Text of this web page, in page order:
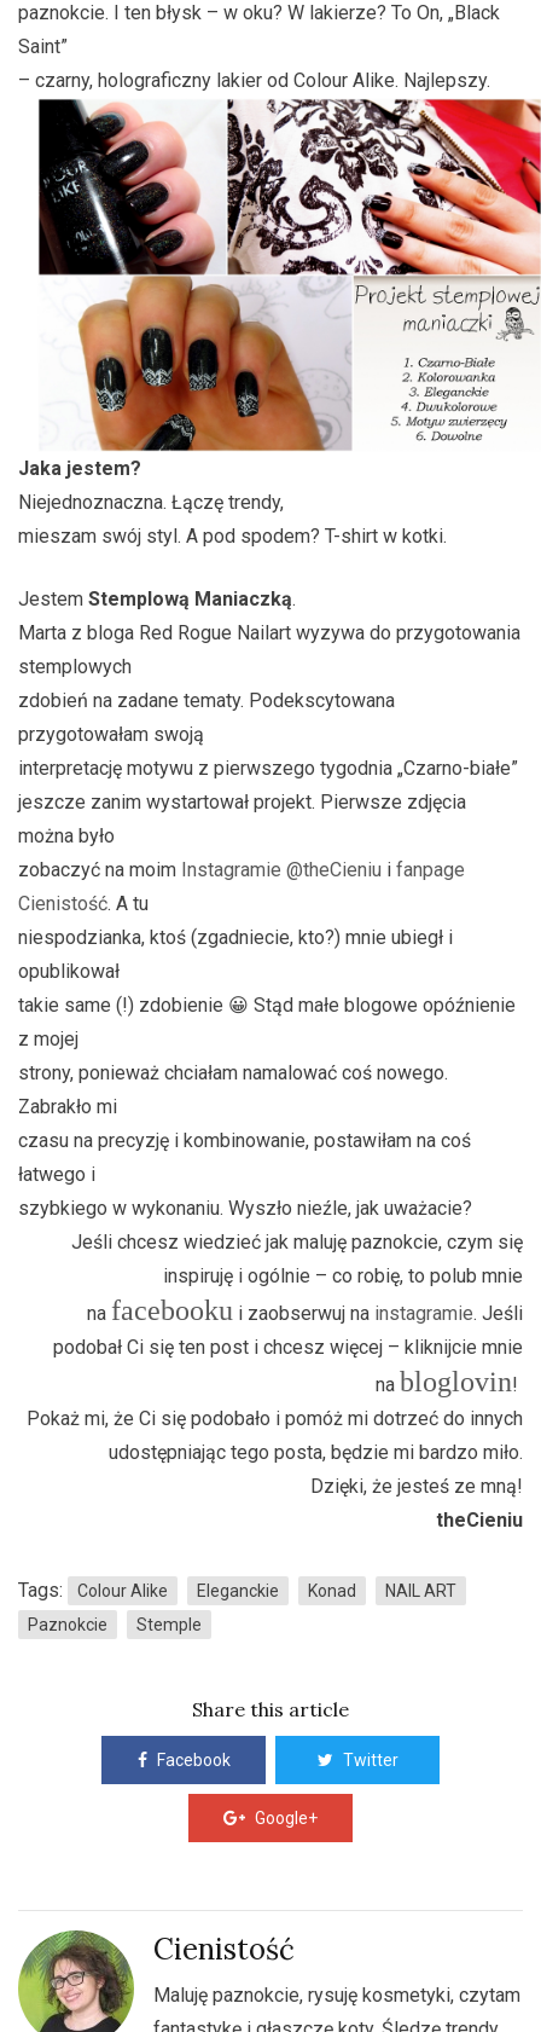
paznokcie. I ten błysk – w oku? W lakierze? To On, „Black
Saint”
– czarny, holograficzny lakier od Colour Alike. Najlepszy.
Jaka jestem?
Niejednoznaczna. Łączę trendy,
mieszam swój styl. A pod spodem? T-shirt w kotki.
Jestem Stemplową Maniaczką.
Marta z bloga Red Rogue Nailart wyzywa do przygotowania
stemplowych
zdobień na zadane tematy. Podekscytowana
przygotowałam swoją
interpretację motywu z pierwszego tygodnia „Czarno-białe”
jeszcze zanim wystartował projekt. Pierwsze zdjęcia
można było
zobaczyć na moim Instagramie @theCieniu i fanpage
Cienistość. A tu
niespodzianka, ktoś (zgadniecie, kto?) mnie ubiegł i
opublikował
takie same (!) zdobienie 😀 Stąd małe blogowe opóźnienie
z mojej
strony, ponieważ chciałam namalować coś nowego.
Zabrakło mi
czasu na precyzję i kombinowanie, postawiłam na coś
łatwego i
szybkiego w wykonaniu. Wyszło nieźle, jak uważacie?
Jeśli chcesz wiedzieć jak maluję paznokcie, czym się
inspiruję i ogólnie – co robię, to polub mnie
na facebooku i zaobserwuj na instagramie. Jeśli
podobał Ci się ten post i chcesz więcej – kliknijcie mnie
na bloglovin!
Pokaż mi, że Ci się podobało i pomóż mi dotrzeć do innych
udostępniając tego posta, będzie mi bardzo miło.
Dzięki, że jesteś ze mną!
theCieniu
Tags: Colour Alike Eleganckie Konad
NAIL ART
Paznokcie
Stemple
Share this article
Facebook Twitter
Google+
Cienistość
Maluję paznokcie, rysuję kosmetyki, czytam